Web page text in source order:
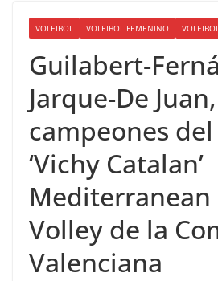
VOLEIBOL VOLEIBOL FEMENINO
Guilabert-
Jarque-De Juan,
campeones
‘Vichy Catalan’
Mediterranean
Volley de la
Valenciana